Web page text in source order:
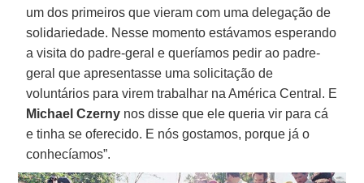
um dos primeiros que vieram com uma delegação de
solidariedade. Nesse momento estávamos esperando
a visita do padre-geral e queríamos pedir ao padre-
geral que apresentasse uma solicitação de
voluntários para virem trabalhar na América Central. E
Michael Czerny nos disse que ele queria vir para cá
e tinha se oferecido. E nós gostamos, porque já o
conhecíamos”.